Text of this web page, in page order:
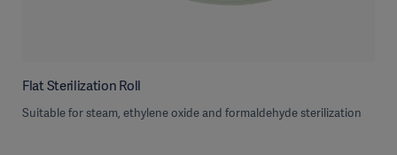
Flat Sterilization Roll
Suitable for steam, ethylene oxide and formaldehyde sterilization